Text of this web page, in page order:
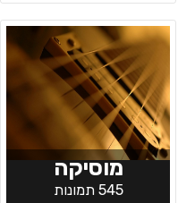
מוסיקה
545 תמונות